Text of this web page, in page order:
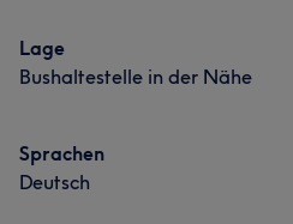
Lage
Bushaltestelle in der Nähe
Sprachen
Deutsch